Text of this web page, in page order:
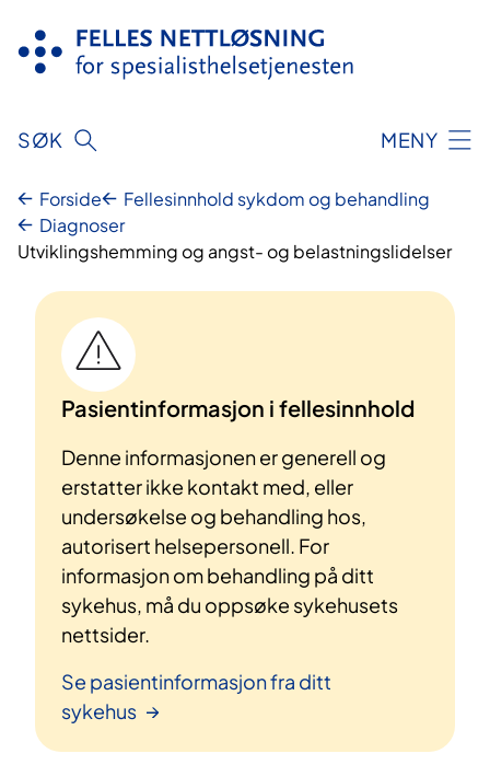
innhold
SØK MENY
Forside
Fellesinnhold sykdom og behandling
Diagnoser
Utviklingshemming og angst- og belastningslidelser
Pasientinformasjon i fellesinnhold
Denne informasjonen er generell og
erstatter ikke kontakt med, eller
undersøkelse og behandling hos,
autorisert helsepersonell. For
informasjon om behandling på ditt
sykehus, må du oppsøke sykehusets
nettsider.
Se pasientinformasjon fra ditt
sykehus